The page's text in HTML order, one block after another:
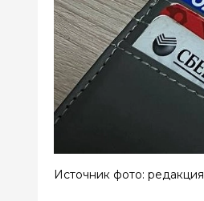
Источник фото: редакция